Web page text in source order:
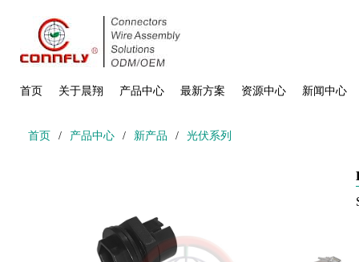
首页 关于晨翔 产品中心 最新方案 资源中心 新闻中心
首页 / 产品中心 / 新产品 / 光伏系列